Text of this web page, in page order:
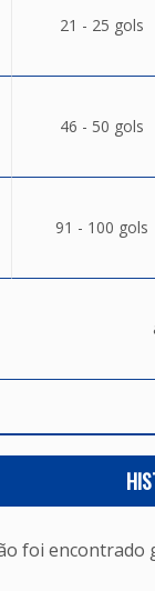
21 - 25 gols
46 - 50 gols
91 - 100 gols
foi encontrado